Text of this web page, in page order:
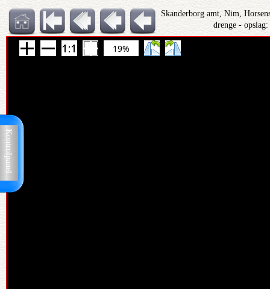
Kontrolpanel
Skanderborg amt, Nim,
drenge - opslag:
19%